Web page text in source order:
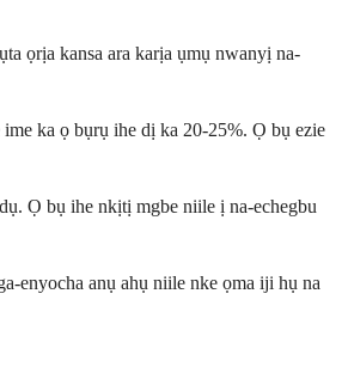
ọrịa kansa ara karịa ụmụ nwanyị na-
ka ọ bụrụ ihe dị ka 20-25%. Ọ bụ ezie
Ọ bụ ihe nkịtị mgbe niile ị na-echegbu
enyocha anụ ahụ niile nke ọma iji hụ na